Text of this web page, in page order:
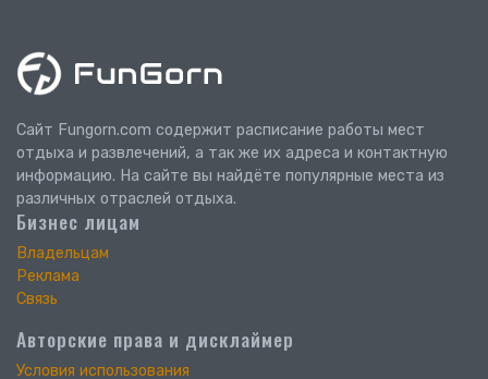
Сайт Fungorn.com содержит расписание работы мест
отдыха и развлечений, а так же их адреса и контактную
информацию. На сайте вы найдёте популярные места из
различных отраслей отдыха.
Бизнес лицам
Владельцам
Реклама
Связь
Авторские права и дисклаймер
Условия использования